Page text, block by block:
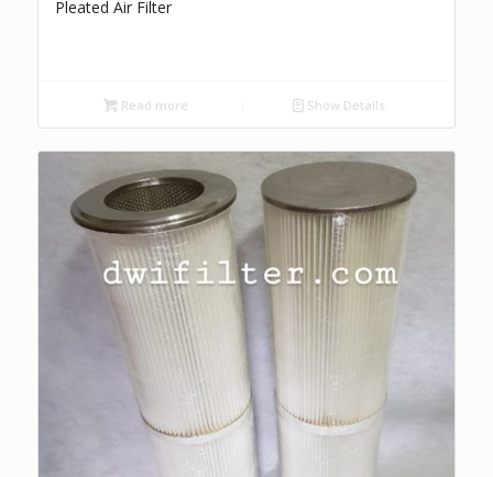
Pleated Air Filter
Read more Show Details